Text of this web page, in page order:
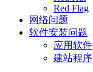
Red Flag
网络问题
软件安装问题
应用软件
建站程序